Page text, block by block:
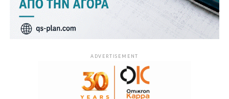
ADVERTISEMENT